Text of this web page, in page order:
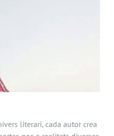
literari, cada autor crea